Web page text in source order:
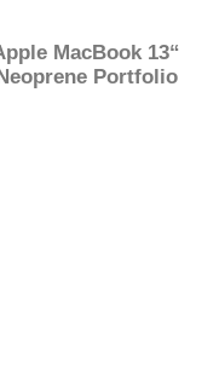
MacBook 13“
Portfolio